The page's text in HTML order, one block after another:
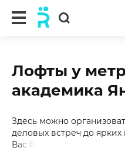
Лофты у
академика
Здесь можно
деловых встреч до
Вас более 20 лофтов у